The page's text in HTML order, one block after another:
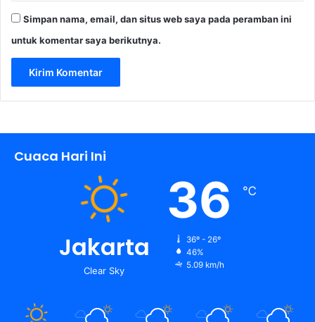
Simpan nama, email, dan situs web saya pada peramban ini
untuk komentar saya berikutnya.
Cuaca Hari Ini
Jakarta
Clear Sky
36 ℃
36º - 26º
46%
5.09 km/h